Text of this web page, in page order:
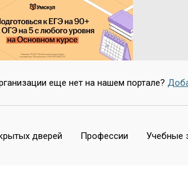
еще нет на нашем портале?
дверей Профессии Учебные